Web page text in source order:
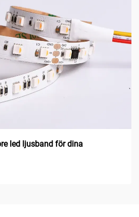
led ljusband för dina